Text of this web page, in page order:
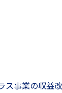
事業の収